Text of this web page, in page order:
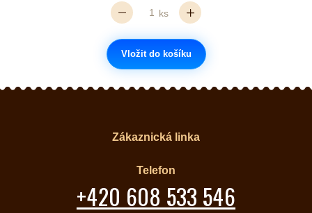
ks
Vložit do košíku
Zákaznická linka
Telefon
+420 608 533 546